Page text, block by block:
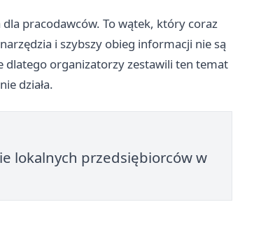
pracodawców. To wątek, który coraz
i szybszy obieg informacji nie są
dlatego organizatorzy zestawili ten temat
działa.
lokalnych przedsiębiorców w